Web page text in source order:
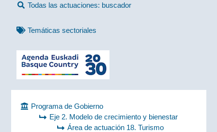
Todas las actuaciones: buscador
Temáticas sectoriales
Programa de Gobierno
Eje 2. Modelo de crecimiento y bienestar
Área de actuación 18. Turismo